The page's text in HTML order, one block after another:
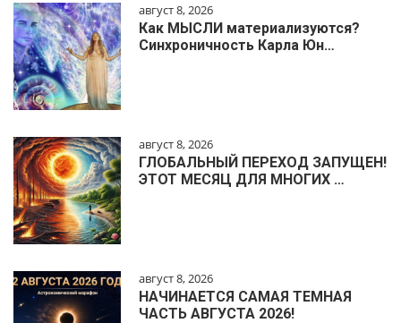
август 8, 2026
Как МЫСЛИ материализуются?
Синхроничность Карла Юн…
август 8, 2026
ГЛОБАЛЬНЫЙ ПЕРЕХОД ЗАПУЩЕН!
ЭТОТ МЕСЯЦ ДЛЯ МНОГИХ …
август 8, 2026
НАЧИНАЕТСЯ САМАЯ ТЕМНАЯ
ЧАСТЬ АВГУСТА 2026!